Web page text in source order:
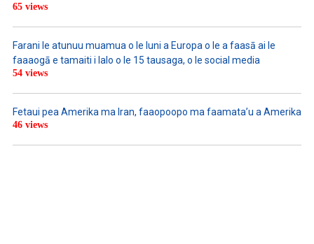
65 views
Farani le atunuu muamua o le Iuni a Europa o le a faasā ai le
faaaogā e tamaiti i lalo o le 15 tausaga, o le social media
54 views
Fetaui pea Amerika ma Iran, faaopoopo ma faamata’u a Amerika
46 views